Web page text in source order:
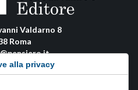
Valdarno 8
Roma
alla privacy